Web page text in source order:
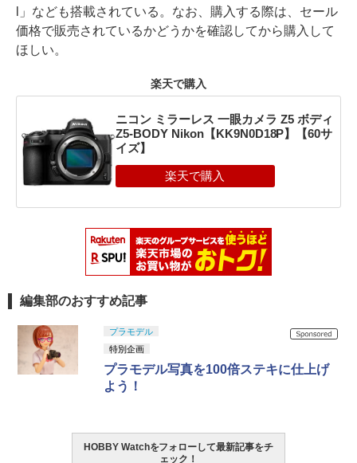
l」なども搭載されている。なお、購入する際は、セール
価格で販売されているかどうかを確認してから購入して
ほしい。
楽天で購入
ニコン ミラーレス 一眼カメラ Z5 ボディ
Z5-BODY Nikon【KK9N0D18P】【60サ
イズ】
編集部のおすすめ記事
プラモデル
特別企画
プラモデル写真を100倍ステキに仕上げ
よう！
HOBBY Watchをフォローして最新記事をチ
ェック！